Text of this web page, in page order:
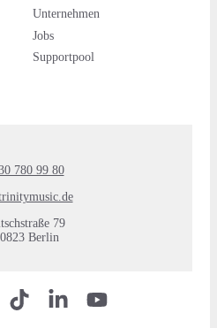
Unternehmen
Jobs
Supportpool
780 99 80
79
Berlin